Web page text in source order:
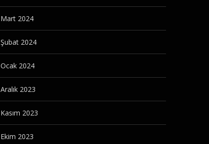
Mart 2024
Şubat 2024
Ocak 2024
Aralık 2023
Kasım 2023
Ekim 2023